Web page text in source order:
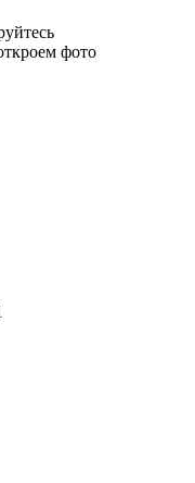
фото